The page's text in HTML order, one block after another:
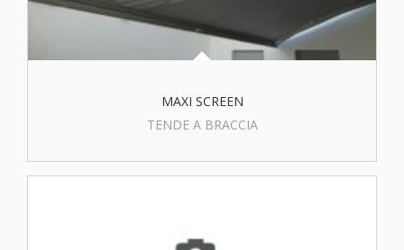
MAXI SCREEN
TENDE A BRACCIA